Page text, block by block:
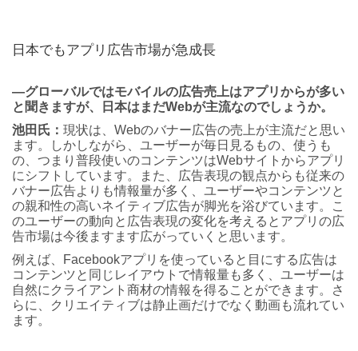
日本でもアプリ広告市場が急成長
―グローバルではモバイルの広告売上はアプリからが多い
と聞きますが、日本はまだWebが主流なのでしょうか。
池田氏： 現状は、Webのバナー広告の売上が主流だと思い
ます。しかしながら、ユーザーが毎日見るもの、使うも
の、つまり普段使いのコンテンツはWebサイトからアプリ
にシフトしています。また、広告表現の観点からも従来の
バナー広告よりも情報量が多く、ユーザーやコンテンツと
の親和性の高いネイティブ広告が脚光を浴びています。こ
のユーザーの動向と広告表現の変化を考えるとアプリの広
告市場は今後ますます広がっていくと思います。
例えば、Facebookアプリを使っていると目にする広告は
コンテンツと同じレイアウトで情報量も多く、ユーザーは
自然にクライアント商材の情報を得ることができます。さ
らに、クリエイティブは静止画だけでなく動画も流れてい
ます。